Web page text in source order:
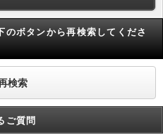
のボタンから再検索してくださ
検索
ご質問